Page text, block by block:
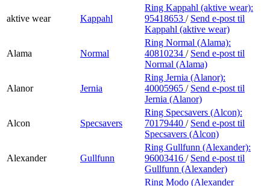
aktive wear Kappahl
Ring Kappahl (aktive wear):
95418653 / Send e-post til
Kappahl (aktive wear)
Alama Normal
Ring Normal (Alama):
40810234 / Send e-post til
Normal (Alama)
Alanor Jernia
Ring Jernia (Alanor):
40005965 / Send e-post til
Jernia (Alanor)
Alcon Specsavers
Ring Specsavers (Alcon):
70179440 / Send e-post til
Specsavers (Alcon)
Alexander Gullfunn
Ring Gullfunn (Alexander):
96003416 / Send e-post til
Gullfunn (Alexander)
Ring Modo (Alexander